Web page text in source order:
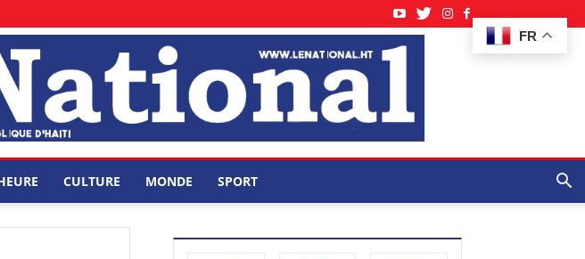
FR
CULTURE MONDE SPORT